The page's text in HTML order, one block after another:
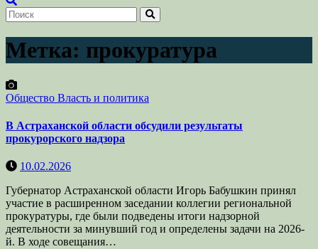
Метка: прокуратура
Общество Власть и политика
В Астраханской области обсудили результаты
прокурорского надзора
10.02.2026
Губернатор Астраханской области Игорь Бабушкин принял
участие в расширенном заседании коллегии региональной
прокуратуры, где были подведены итоги надзорной
деятельности за минувший год и определены задачи на 2026-
й. В ходе совещания…